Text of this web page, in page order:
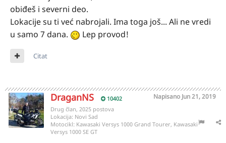
obiđeš i severni deo.
Lokacije su ti već nabrojali. Ima toga još... Ali ne vredi
u samo 7 dana.
Lep provod!
Citat
DraganNS 10402 Napisano Jun 21, 2019
Drug član, 2025 postova
Lokacija: Novi Sad
Motocikl: Kawasaki Versys 1000 Grand Tourer, Kawasaki
Versys 1000 SE GT